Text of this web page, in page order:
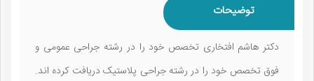
توضیحات
دکتر هاشم افتخاری تخصص خود را در رشته جراحی عمومی و
فوق تخصص خود را در رشته جراحی پلاستیک دریافت کرده اند.